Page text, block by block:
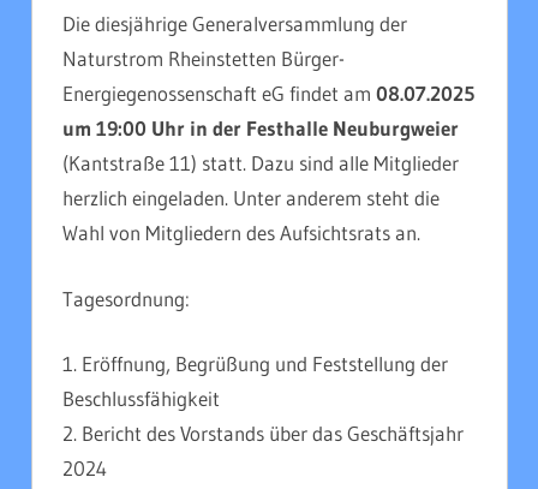
Die diesjährige Generalversammlung der
Naturstrom Rheinstetten Bürger-
Energiegenossenschaft eG findet am 08.07.2025
um 19:00 Uhr in der Festhalle Neuburgweier
(Kantstraße 11) statt. Dazu sind alle Mitglieder
herzlich eingeladen. Unter anderem steht die
Wahl von Mitgliedern des Aufsichtsrats an.
Tagesordnung:
1. Eröffnung, Begrüßung und Feststellung der
Beschlussfähigkeit
2. Bericht des Vorstands über das Geschäftsjahr
2024